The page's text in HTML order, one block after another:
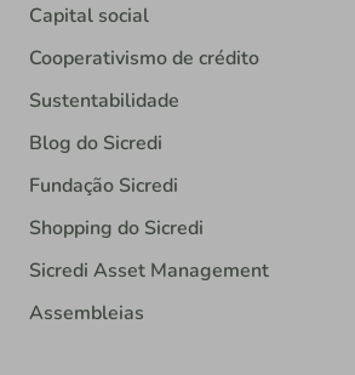
Capital social
Cooperativismo de crédito
Sustentabilidade
Blog do Sicredi
Fundação Sicredi
Shopping do Sicredi
Sicredi Asset Management
Assembleias